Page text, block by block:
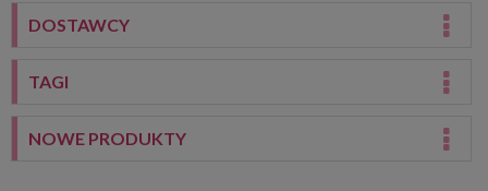
DOSTAWCY
TAGI
NOWE PRODUKTY